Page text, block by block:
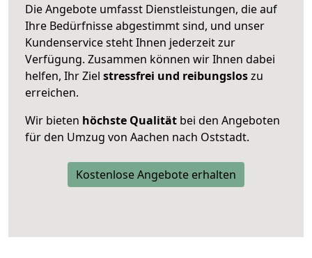
Die Angebote umfasst Dienstleistungen, die auf
Ihre Bedürfnisse abgestimmt sind, und unser
Kundenservice steht Ihnen jederzeit zur
Verfügung. Zusammen können wir Ihnen dabei
helfen, Ihr Ziel stressfrei und reibungsloszu
erreichen.
Wir bieten höchste Qualität bei den Angeboten
für den Umzug von Aachen nach Oststadt.
Kostenlose Angebote erhalten